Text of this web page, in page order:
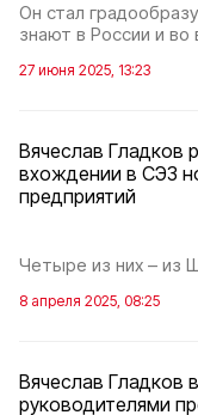
Он стал
знают в России и
27 июня 2025, 13:23
Вячеслав Гладков
вхождении в СЭЗ
предприятий
Четыре из них – из
8 апреля 2025, 08:25
Вячеслав Гладков
руководителями